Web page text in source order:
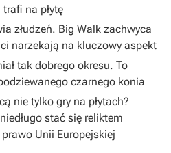
na płytę
złudzeń. Big Walk zachwyca
narzekają na kluczowy aspekt
tak dobrego okresu. To
czarnego konia
nie tylko gry na płytach?
stać się reliktem
Unii Europejskiej